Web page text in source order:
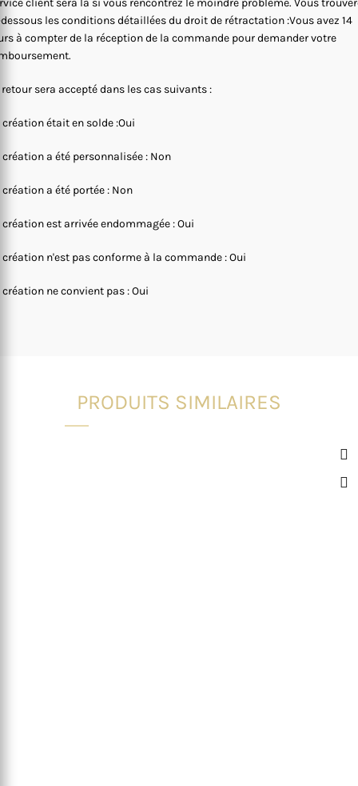
client sera là si vous rencontrez le moindre problème. Vous
les conditions détaillées du droit de rétractation :Vous avez 14
à compter de la réception de la commande pour demander votre
retour sera accepté dans les cas suivants :
création était en solde :Oui
création a été personnalisée : Non
création a été portée : Non
création est arrivée endommagée : Oui
création n'est pas conforme à la commande : Oui
création ne convient pas : Oui
PRODUITS SIMILAIRES